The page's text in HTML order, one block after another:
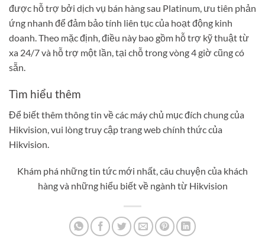
được hỗ trợ bởi dịch vụ bán hàng sau Platinum, ưu tiên phản
ứng nhanh để đảm bảo tính liên tục của hoạt động kinh
doanh. Theo mặc định, điều này bao gồm hỗ trợ kỹ thuật từ
xa 24/7 và hỗ trợ một lần, tại chỗ trong vòng 4 giờ cũng có
sẵn.
Tìm hiểu thêm
Để biết thêm thông tin về các máy chủ mục đích chung của
Hikvision, vui lòng truy cập trang web chính thức của
Hikvision.
Khám phá những tin tức mới nhất, câu chuyện của khách
hàng và những hiểu biết về ngành từ Hikvision